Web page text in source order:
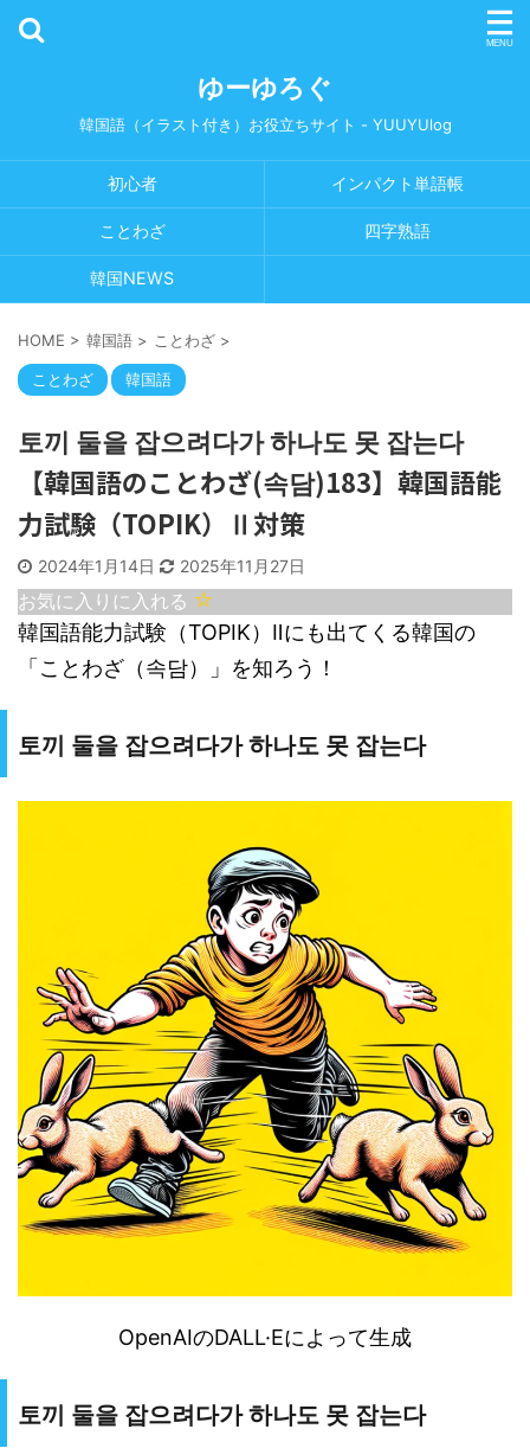
ゆーゆろぐ
韓国語（イラスト付き）お役立ちサイト - YUUYUlog
初心者 インパクト単語帳
ことわざ 四字熟語
韓国NEWS
HOME > 韓国語 > ことわざ >
ことわざ 韓国語
토끼 둘을 잡으려다가 하나도 못 잡는다
【韓国語のことわざ(속담)183】韓国語能
力試験（TOPIK）Ⅱ対策
2024年1月14日 2025年11月27日
お気に入りに入れる
韓国語能力試験（TOPIK）Ⅱにも出てくる韓国の
「ことわざ（속담）」を知ろう！
토끼 둘을 잡으려다가 하나도 못 잡는다
OpenAIのDALL·Eによって生成
토끼 둘을 잡으려다가 하나도 못 잡는다